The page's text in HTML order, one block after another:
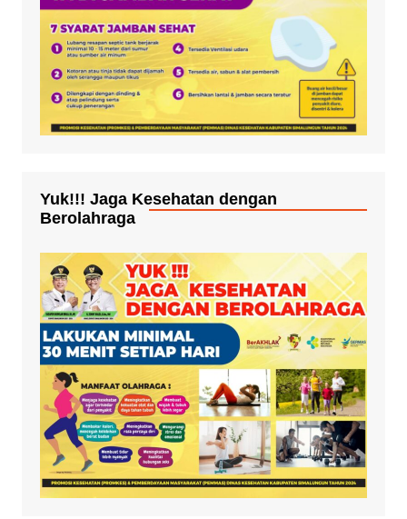
Yuk!!! Jaga Kesehatan dengan
Berolahraga